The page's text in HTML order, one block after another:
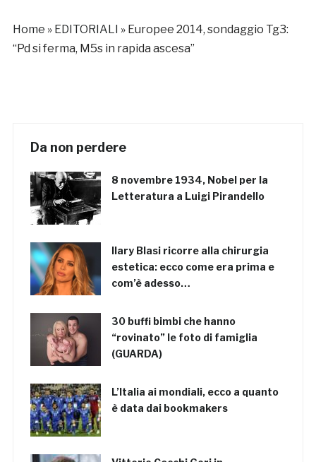
Home » EDITORIALI » Europee 2014, sondaggio Tg3:
“Pd si ferma, M5s in rapida ascesa”
Da non perdere
8 novembre 1934, Nobel per la
Letteratura a Luigi Pirandello
Ilary Blasi ricorre alla chirurgia
estetica: ecco come era prima e
com’è adesso…
30 buffi bimbi che hanno
“rovinato” le foto di famiglia
(GUARDA)
L’Italia ai mondiali, ecco a quanto
è data dai bookmakers